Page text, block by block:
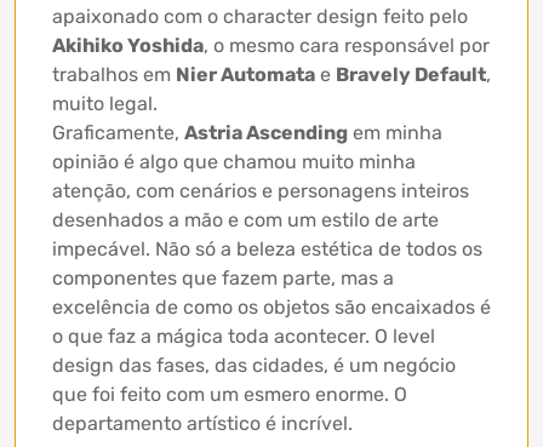
apaixonado com o character design feito pelo
Akihiko Yoshida, o mesmo cara responsável por
trabalhos em Nier Automata e Bravely Default,
muito legal.
Graficamente, Astria Ascending em minha
opinião é algo que chamou muito minha
atenção, com cenários e personagens inteiros
desenhados a mão e com um estilo de arte
impecável. Não só a beleza estética de todos os
componentes que fazem parte, mas a
excelência de como os objetos são encaixados é
o que faz a mágica toda acontecer. O level
design das fases, das cidades, é um negócio
que foi feito com um esmero enorme. O
departamento artístico é incrível.